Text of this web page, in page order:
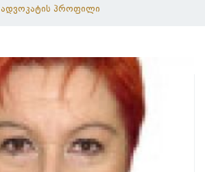
ადვოკატის პროფილი